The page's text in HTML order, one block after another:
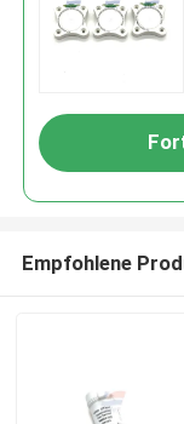
Empfohlene